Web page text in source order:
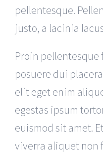
pellentesque.
justo, a lacinia
Proin pellentesque
posuere dui
elit eget enim
egestas ipsum
euismod sit amet.
viverra aliquet non